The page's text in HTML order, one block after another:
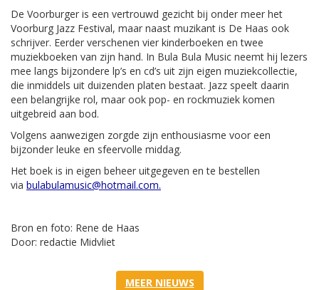
De Voorburger is een vertrouwd gezicht bij onder meer het
Voorburg Jazz Festival, maar naast muzikant is De Haas ook
schrijver. Eerder verschenen vier kinderboeken en twee
muziekboeken van zijn hand. In Bula Bula Music neemt hij lezers
mee langs bijzondere lp’s en cd’s uit zijn eigen muziekcollectie,
die inmiddels uit duizenden platen bestaat. Jazz speelt daarin
een belangrijke rol, maar ook pop- en rockmuziek komen
uitgebreid aan bod.
Volgens aanwezigen zorgde zijn enthousiasme voor een
bijzonder leuke en sfeervolle middag.
Het boek is in eigen beheer uitgegeven en te bestellen
via bulabulamusic@hotmail.com.
Bron en foto: Rene de Haas
Door: redactie Midvliet
MEER NIEUWS